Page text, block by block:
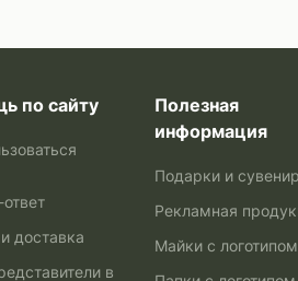
по сайту
доставка
в
Полезная
информация
Подарки и
Рекламная
Майки с логотипом